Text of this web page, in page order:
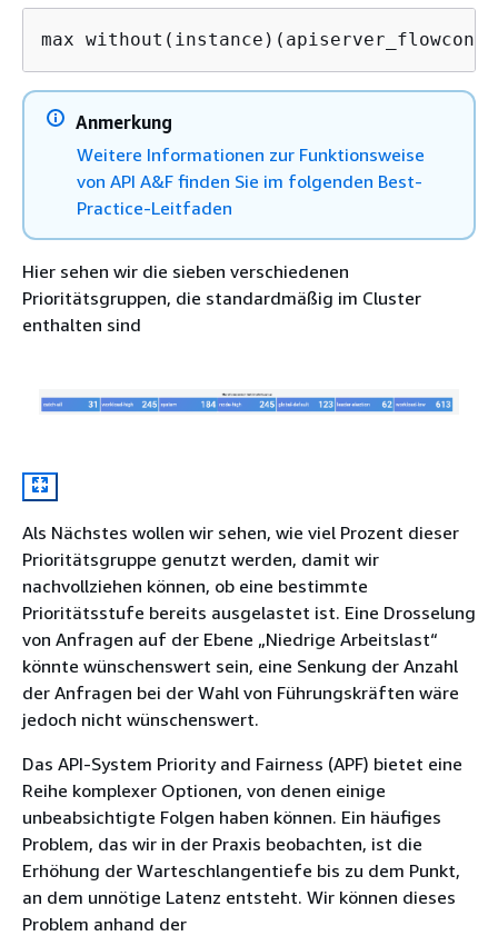
max
Anmerkung
Weitere Informationen zur Funktionsweise
von API A&F finden Sie im folgenden Best-
Practice-Leitfaden
Hier sehen wir die sieben verschiedenen
Prioritätsgruppen, die standardmäßig im Cluster
enthalten sind
Als Nächstes wollen wir sehen, wie viel Prozent dieser
Prioritätsgruppe genutzt werden, damit wir
nachvollziehen können, ob eine bestimmte
Prioritätsstufe bereits ausgelastet ist. Eine Drosselung
von Anfragen auf der Ebene „Niedrige Arbeitslast“
könnte wünschenswert sein, eine Senkung der Anzahl
der Anfragen bei der Wahl von Führungskräften wäre
jedoch nicht wünschenswert.
Das API-System Priority and Fairness (APF) bietet eine
Reihe komplexer Optionen, von denen einige
unbeabsichtigte Folgen haben können. Ein häufiges
Problem, das wir in der Praxis beobachten, ist die
Erhöhung der Warteschlangentiefe bis zu dem Punkt,
an dem unnötige Latenz entsteht. Wir können dieses
Problem anhand der